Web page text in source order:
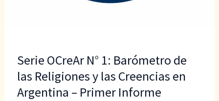
Serie OCreAr N° 1: Barómetro de
las Religiones y las Creencias en
Argentina – Primer Informe